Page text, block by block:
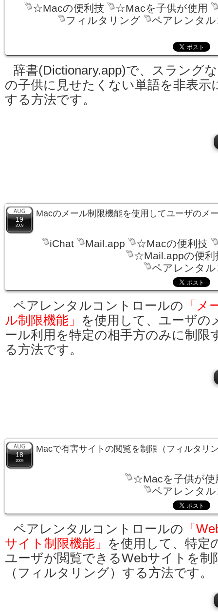
☆Macの便利技
☆Macを子供が使用
フィルタリング
ペアレンタ
辞書(Dictionary.app)で、スラング
の子供に見せたくない単語を非表示
する方法です。
19
2009
Macのメール制限機能を使用してユーザのメ
iChat Mail.app
☆Macの便利技
☆Mail.appの便利
ペアレンタ
ペアレンタルコントロールの 「メ
ル制限機能」
を使用して、ユーザの
ール利用を特定の相手方のみに制限
る方法です。
18
2009
Macで有害サイトの閲覧を制限（フィルタリ
☆Macを子供が使
ペアレンタ
ペアレンタルコントロールの 「
サイト制限機能」
を使用して、特定
ユーザが閲覧できるWebサイトを制
（フィルタリング）する方法です。